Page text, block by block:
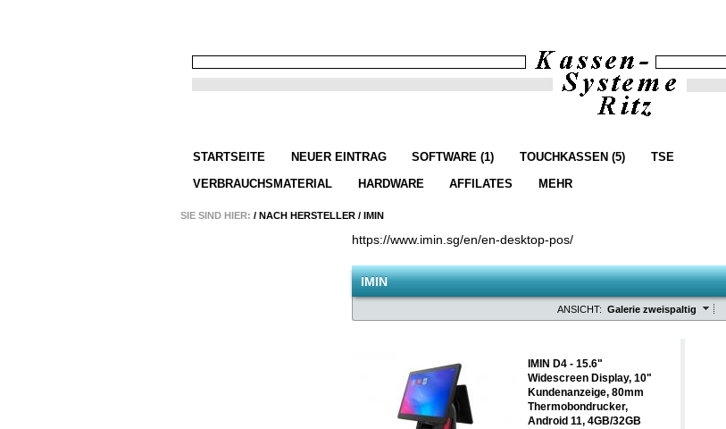
STARTSEITE NEUER EINTRAG SOFTWARE (1) TOUCHKASSEN (5) TSE
VERBRAUCHSMATERIAL HARDWARE AFFILATES MEHR
SIE SIND HIER: / NACH HERSTELLER / IMIN
https://www.imin.sg/en/en-desktop-pos/
IMIN
ANSICHT: Galerie zweispaltig
IMIN D4 - 15.6"
Widescreen Display, 10"
Kundenanzeige, 80mm
Thermobondrucker,
Android 11, 4GB/32GB